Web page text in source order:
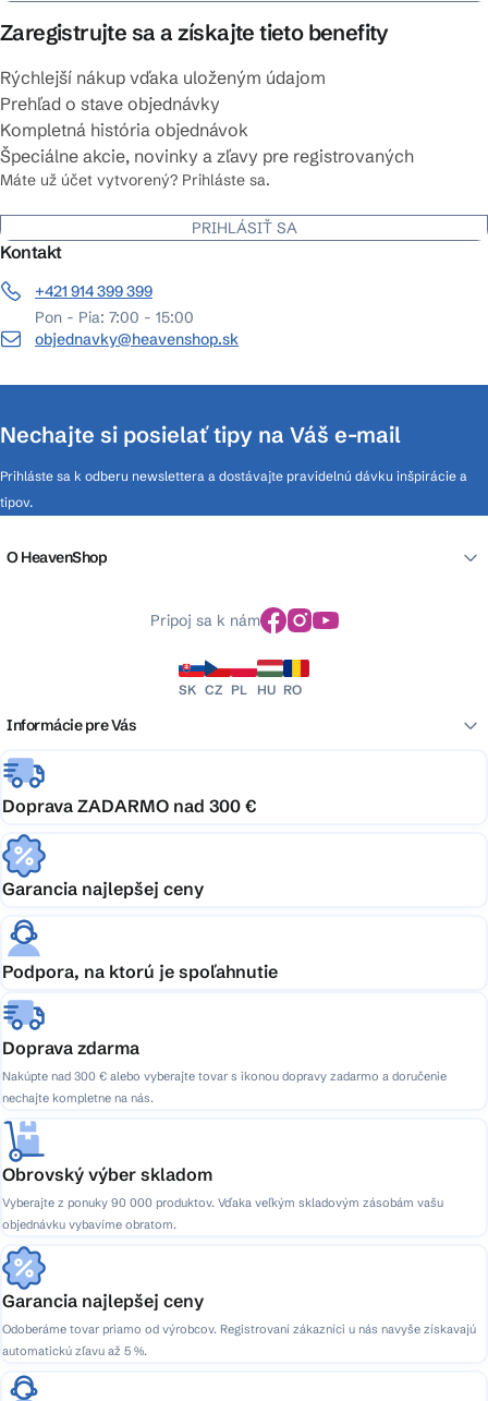
Zaregistrujte sa a získajte tieto benefity
Rýchlejší nákup vďaka uloženým údajom
Prehľad o stave objednávky
Kompletná história objednávok
Špeciálne akcie, novinky a zľavy pre registrovaných
Máte už účet vytvorený? Prihláste sa.
PRIHLÁSIŤ SA
Kontakt
+421 914 399 399
Pon - Pia: 7:00 - 15:00
objednavky@heavenshop.sk
Nechajte si posielať tipy na Váš e-mail
Prihláste sa k odberu newslettera a dostávajte pravidelnú dávku inšpirácie a
tipov.
O HeavenShop
Pripoj sa k nám
SK CZ PL HU RO
Informácie pre Vás
Doprava ZADARMO nad 300 €
Garancia najlepšej ceny
Podpora, na ktorú je spoľahnutie
Doprava zdarma
Nakúpte nad 300 € alebo vyberajte tovar s ikonou dopravy zadarmo a doručenie
nechajte kompletne na nás.
Obrovský výber skladom
Vyberajte z ponuky 90 000 produktov. Vďaka veľkým skladovým zásobám vašu
objednávku vybavíme obratom.
Garancia najlepšej ceny
Odoberáme tovar priamo od výrobcov. Registrovaní zákazníci u nás navyše získavajú
automatickú zľavu až 5 %.